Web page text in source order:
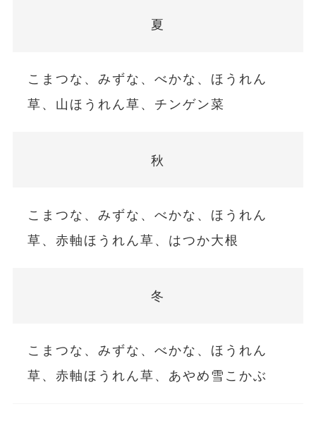
夏
こまつな、みずな、べかな、ほうれん
草、山ほうれん草、チンゲン菜
秋
こまつな、みずな、べかな、ほうれん
草、赤軸ほうれん草、はつか大根
冬
こまつな、みずな、べかな、ほうれん
草、赤軸ほうれん草、あやめ雪こかぶ